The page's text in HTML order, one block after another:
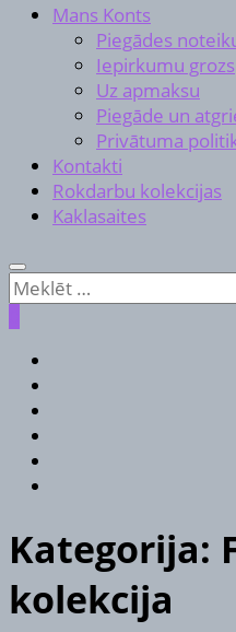
Mans Konts
Piegādes
Iepirkumu grozs
Uz apmaksu
Piegāde un
Privātuma
Kontakti
Rokdarbu kolekcijas
Kaklasaites
Meklēt:
Kategorija:
kolekcija